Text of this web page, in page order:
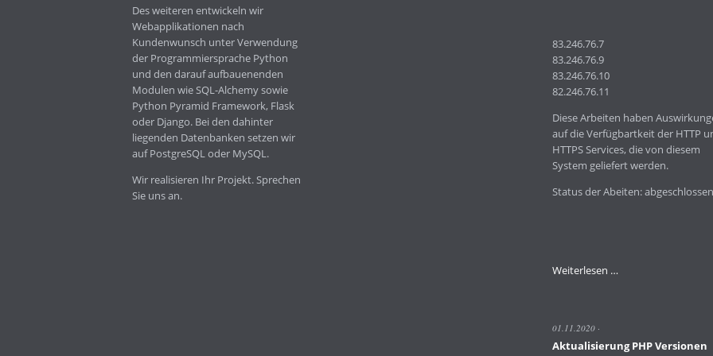
Des weiteren entwickeln wir
Webapplikationen nach
Kundenwunsch unter Verwendung
der Programmiersprache Python
und den darauf aufbauenenden
Modulen wie SQL-Alchemy sowie
Python Pyramid Framework, Flask
oder Django. Bei den dahinter
liegenden Datenbanken setzen wir
auf PostgreSQL oder MySQL.
Wir realisieren Ihr Projekt. Sprechen
Sie uns an.
83.246.76.7
83.246.76.9
83.246.76.10
82.246.76.11
Diese Arbeiten haben
auf die Verfügbartkeit der HTTP
HTTPS Services, die von diesem
System geliefert werden.
Status der Abeiten:
Weiterlesen …
01.11.2020
Aktualisierung PHP Versionen